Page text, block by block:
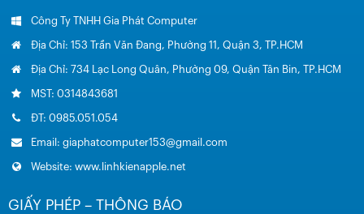
Công Ty TNHH Gia Phát Computer
Địa Chỉ: 153 Trần Văn Đang, Phường 11, Quận 3, TP.HCM
Địa Chỉ: 734 Lạc Long Quân, Phường 09, Quận Tân Bin, TP.HCM
MST: 0314843681
ĐT: 0985.051.054
Email: giaphatcomputer153@gmail.com
Website: www.linhkienapple.net
GIẤY PHÉP – THÔNG BÁO